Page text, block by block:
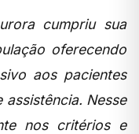
cumpriu sua
oferecendo
aos pacientes
Nesse
nos critérios e